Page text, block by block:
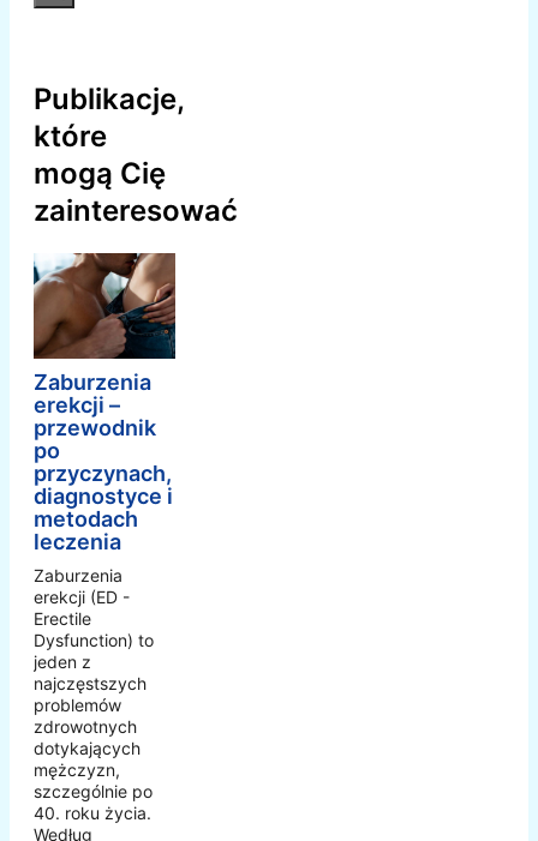
Publikacje,
które
mogą Cię
zainteresować
Zaburzenia
erekcji –
przewodnik
po
przyczynach,
diagnostyce i
metodach
leczenia
Zaburzenia
erekcji (ED -
Erectile
Dysfunction) to
jeden z
najczęstszych
problemów
zdrowotnych
dotykających
mężczyzn,
szczególnie po
40. roku życia.
Według